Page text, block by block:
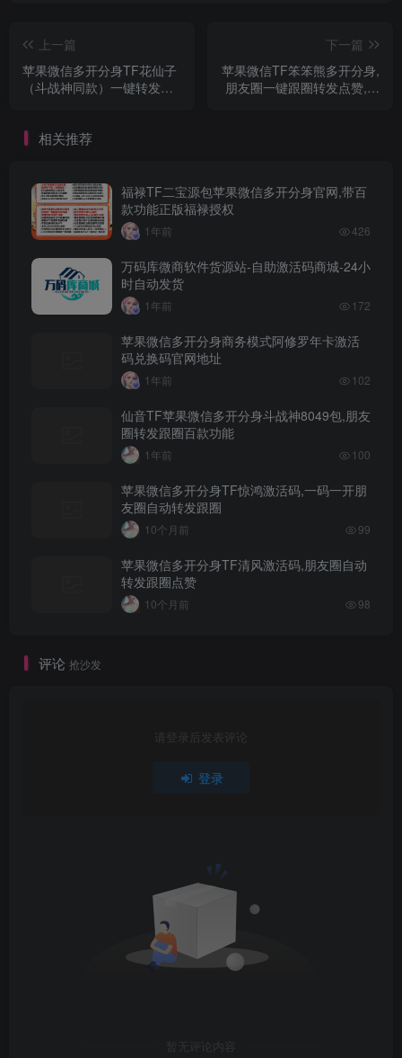
上一篇
苹果微信多开分身TF花仙子
（斗战神同款）一键转发跟
下一篇
苹果微信TF笨笨熊多开分身,
朋友圈一键跟圈转发点赞,百
相关推荐
福禄TF二宝源包苹果微信多开分身官网,带百
款功能正版福禄授权
1年前 426
万码库微商软件货源站-自助激活码商城-24小
时自动发货
1年前 172
苹果微信多开分身商务模式阿修罗年卡激活
码兑换码官网地址
1年前 102
仙音TF苹果微信多开分身斗战神8049包,朋友
圈转发跟圈百款功能
1年前 100
苹果微信多开分身TF惊鸿激活码,一码一开朋
友圈自动转发跟圈
10个月前 99
苹果微信多开分身TF清风激活码,朋友圈自动
转发跟圈点赞
10个月前 98
评论 抢沙发
请登录后发表评论
登录
暂无评论内容